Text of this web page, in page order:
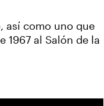
así como uno que
1967 al Salón de la